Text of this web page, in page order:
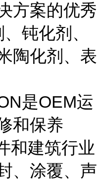
方案的优秀
钝化剂、
陶化剂、表
是OEM运
和保养
和建筑行业
、涂覆、声